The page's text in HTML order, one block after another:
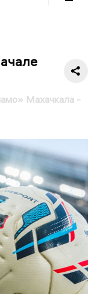
Махачкала -